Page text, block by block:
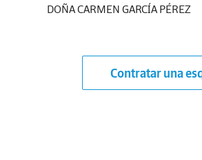
DOÑA CARMEN GARCÍA PÉREZ
Contratar una